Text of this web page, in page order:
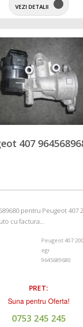
VEZI DETALII
407
pentru Peugeot 407
cu factura…
Peugeot 407
egr
9645689680
PRET:
Suna pentru Oferta!
0753 245 245